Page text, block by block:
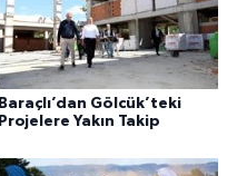
Baraçlı’dan Gölcük’teki
Projelere Yakın Takip